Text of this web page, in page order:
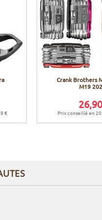
€
Crank Brothers
M19
Prix conseillé en